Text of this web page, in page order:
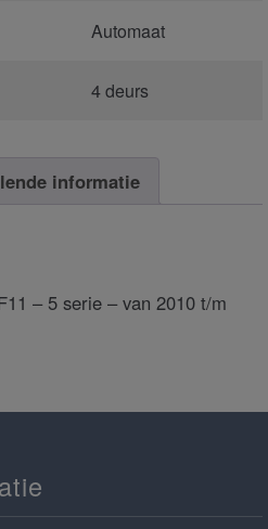
Automaat
4 deurs
informatie
– 5 serie – van 2010 t/m